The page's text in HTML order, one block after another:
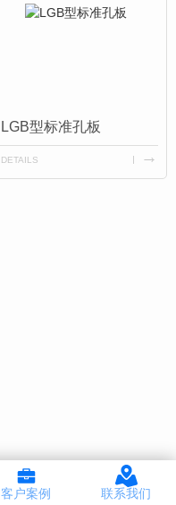
LGB型标准孔板
DETAILS
客户案例 联系我们